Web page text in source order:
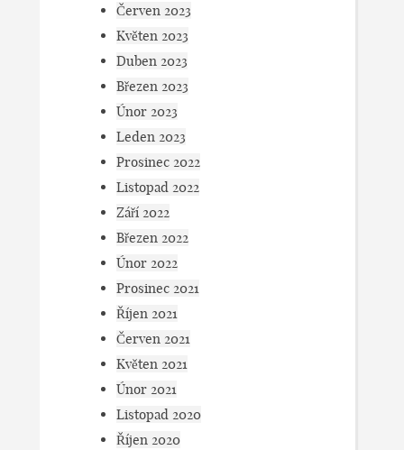
Červen 2023
Květen 2023
Duben 2023
Březen 2023
Únor 2023
Leden 2023
Prosinec 2022
Listopad 2022
Září 2022
Březen 2022
Únor 2022
Prosinec 2021
Říjen 2021
Červen 2021
Květen 2021
Únor 2021
Listopad 2020
Říjen 2020